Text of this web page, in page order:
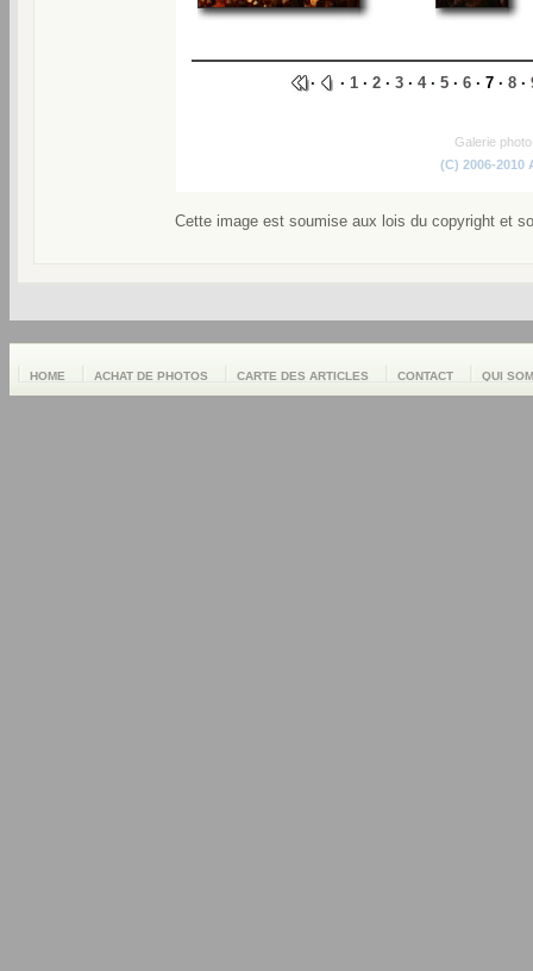
· · 1· 2· 3· 4· 5· 6· 7 · 8·
Galerie
(C) 2006-2010
Cette image est soumise aux lois du copyright et
HOME ACHAT DE PHOTOS CARTE DES ARTICLES CONTACT QUI